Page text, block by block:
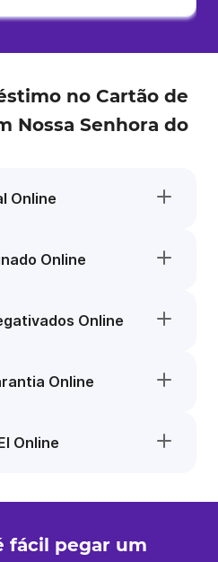
no Cartão de
Nossa Senhora do
Online
Online
Online
Online
Online
fácil pegar um